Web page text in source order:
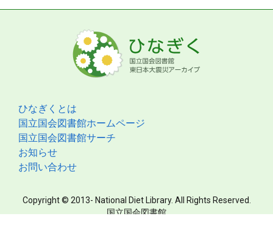
ひなぎくとは
国立国会図書館ホームページ
国立国会図書館サーチ
お知らせ
お問い合わせ
Copyright © 2013- National Diet Library. All Rights Reserved.